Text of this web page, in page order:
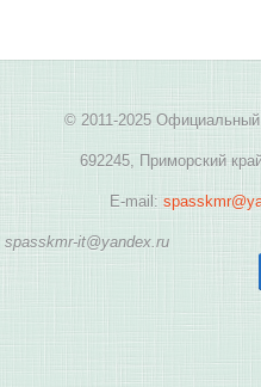
© 2011-2025 Официальный
692245, Приморский
E-mail:
spasskmr-it@yandex.ru